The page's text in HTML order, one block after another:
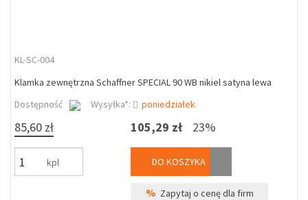
KL-SC-004
Klamka zewnętrzna Schaffner SPECIAL 90 WB nikiel satyna lewa
Dostępność
Wysyłka*: poniedziałek
85,60 zł
kpl
105,29 zł 23%
DO KOSZYKA
% Zapytaj o cenę dla firm